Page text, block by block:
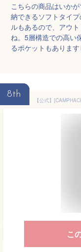
こちらの商品はいか
納できるソフトタイ
ルもあるので、アウ
ね。5層構造での高い
るポケットもあります
8th
こ